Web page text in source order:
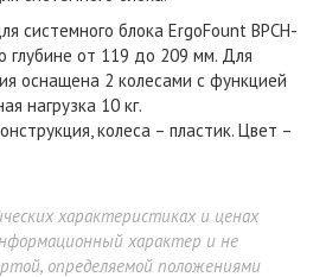
системного блока ErgoFount BPCH-
глубине от 119 до 209 мм. Для
оснащена 2 колесами с функцией
нагрузка 10 кг.
колеса – пластик. Цвет –
характеристиках и ценах
характер и не
определяемой положениями